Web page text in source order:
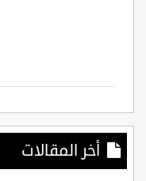
أخر المقالات